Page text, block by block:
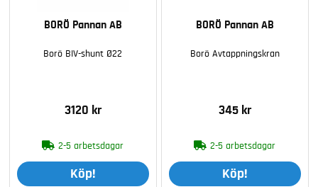
BORÖ Pannan AB
Borö BIV-shunt Ø22
3120 kr
2-5 arbetsdagar
Köp!
BORÖ Pannan AB
Borö Avtappningskran
345 kr
2-5 arbetsdagar
Köp!